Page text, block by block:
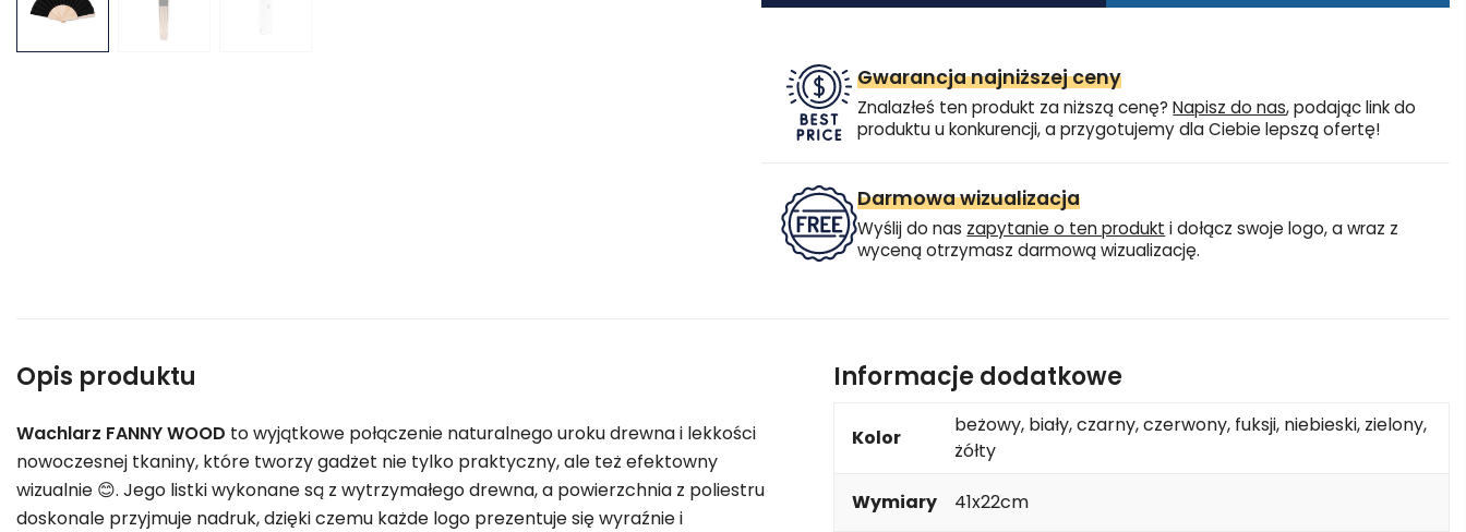
Gwarancja najniższej ceny
Znalazłeś ten produkt za niższą cenę?Napisz do nas, podając link do
produktu u konkurencji, a przygotujemy dla Ciebie lepszą ofertę!
Darmowa wizualizacja
Wyślij do nas zapytanie o ten produkt i dołącz swoje logo, a wraz z
wyceną otrzymasz darmową wizualizację.
Opis produktu
Wachlarz FANNY WOOD to wyjątkowe połączenie naturalnego uroku drewna i lekkości
nowoczesnej tkaniny, które tworzy gadżet nie tylko praktyczny, ale też efektowny
wizualnie 😊. Jego listki wykonane są z wytrzymałego drewna, a powierzchnia z poliestru
doskonale przyjmuje nadruk, dzięki czemu każde logo prezentuje się wyraźnie i
Informacje dodatkowe
Kolor
beżowy, biały, czarny, czerwony, fuksji, niebieski, zielony,
żółty
Wymiary 41x22cm